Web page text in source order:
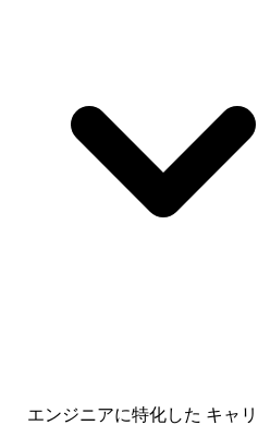
エンジニアに特化した キャ